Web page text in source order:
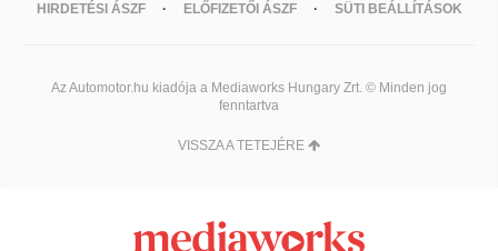
HIRDETÉSI ÁSZF
ELŐFIZETŐI ÁSZF SÜTI BEÁLLÍTÁSOK
Az Automotor.hu kiadója a Mediaworks Hungary Zrt. © Minden jog
fenntartva
VISSZA A TETEJÉRE